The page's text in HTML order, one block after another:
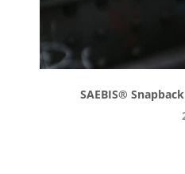
SAEBIS®